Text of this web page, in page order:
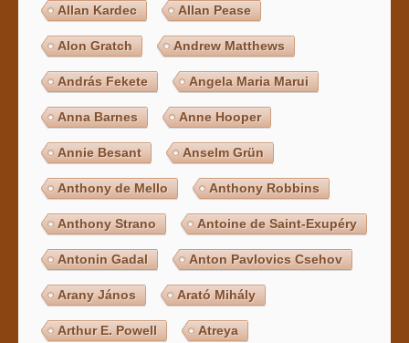
Allan Kardec Allan Pease
Alon Gratch Andrew Matthews
András Fekete Angela Maria Marui
Anna Barnes Anne Hooper
Annie Besant Anselm Grün
Anthony de Mello Anthony Robbins
Anthony Strano Antoine de Saint-Exupéry
Antonin Gadal Anton Pavlovics Csehov
Arany János Arató Mihály
Arthur E. Powell Atreya